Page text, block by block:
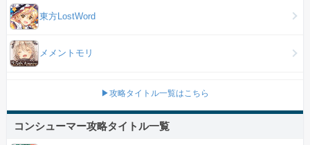
東方LostWord
メメントモリ
▶攻略タイトル一覧はこちら
コンシューマー攻略タイトル一覧